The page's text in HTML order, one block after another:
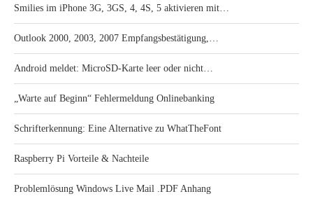
Smilies im iPhone 3G, 3GS, 4, 4S, 5 aktivieren mit…
Outlook 2000, 2003, 2007 Empfangsbestätigung,…
Android meldet: MicroSD-Karte leer oder nicht…
„Warte auf Beginn“ Fehlermeldung Onlinebanking
Schrifterkennung: Eine Alternative zu WhatTheFont
Raspberry Pi Vorteile & Nachteile
Problemlösung Windows Live Mail .PDF Anhang